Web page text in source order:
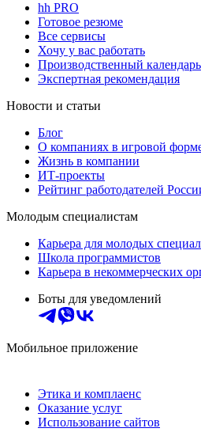
hh PRO
Готовое резюме
Все сервисы
Хочу у вас работать
Производственный календарь
Экспертная рекомендация
Новости и статьи
Блог
О компаниях в игровой
Жизнь в компании
ИТ-проекты
Рейтинг работодателей
Молодым специалистам
Карьера для молодых
Школа программистов
Карьера в некоммерческих
Боты для уведомлений
Мобильное приложение
Этика и комплаенс
Оказание услуг
Использование сайтов